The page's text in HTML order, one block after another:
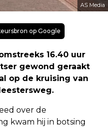
AS Media
op Google
16.40 uur
gewond geraakt
op de kruising van
over de
kwam hij in botsing